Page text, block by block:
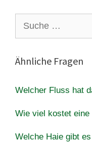
nach:
Ähnliche Fragen
Welcher Fluss hat
Wie viel kostet eine
Welche Haie gibt